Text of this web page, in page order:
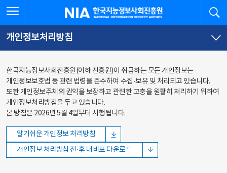
바로가기
바로가기
한국지능정보사회진흥원
개인정보처리방침
한국지능정보사회진흥원(이하 진흥원)이 취급하는 모든 개인정보는
개인정보보호법 등 관련 법령을 준수하여 수집·보유 및 처리되고 있습니다.
또한 개인정보주체의 권익을 보장하고 관련한 고충을 원활히 처리하기 위하여
개인정보처리방침을 두고 있습니다.
본 방침은 2026년 5월 4일부터 시행됩니다.
알기쉬운 개인정보 처리방침
개인정보 처리방침 전·후 대비표 다운로드